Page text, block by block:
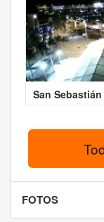
San
FOTOS